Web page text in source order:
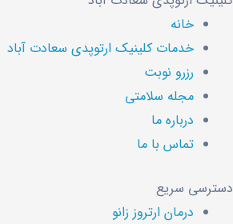
خانه
خدمات کلینیک ارتوپدی سعادت آباد
رزرو نوبت
مجله سلامتی
درباره ما
تماس با ما
دسترسی سریع
درمان ارتروز زانو